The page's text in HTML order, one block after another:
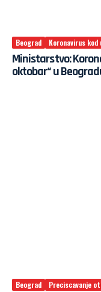
Beograd Koronavirus kod
Ministarstvo:
oktobar“ u
Beograd Preciscavanje